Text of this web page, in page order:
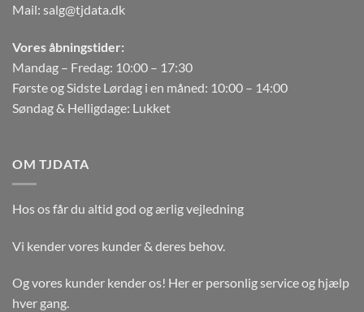
Mail: salg@tjdata.dk
Vores åbningstider:
Mandag – Fredag: 10:00 – 17:30
Første og Sidste Lørdag i en måned: 10:00 – 14:00
Søndag & Helligdage: Lukket
OM TJDATA
Hos os får du altid god og ærlig vejledning
Vi kender vores kunder & deres behov.
Og vores kunder kender os! Her er personlig service og hjælp
hver gang.